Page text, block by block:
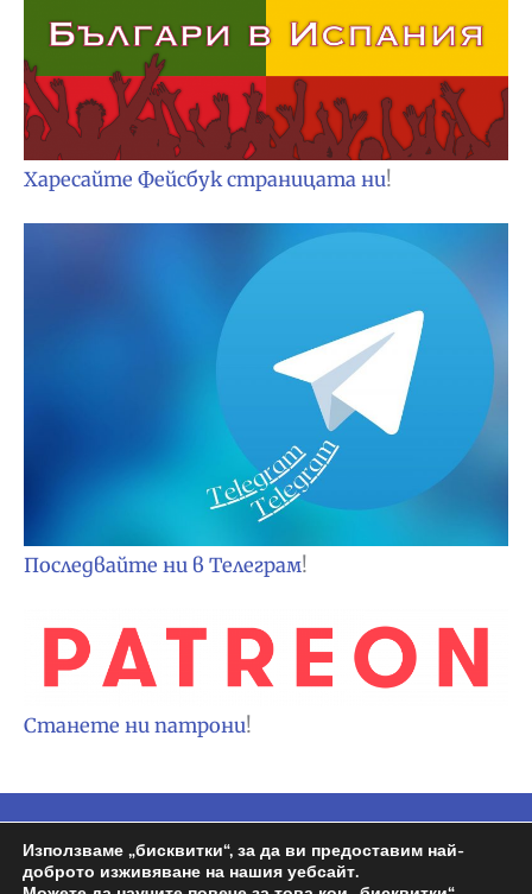
Харесайте Фейсбук страницата ни!
Последвайте ни в Телеграм!
Станете ни патрони!
Copyright © 2026 Espa BG | Задвижван от
Wordpress | Design byРосен
Използваме „бисквитки“, за да ви предоставим най-
доброто изживяване на нашия уебсайт.